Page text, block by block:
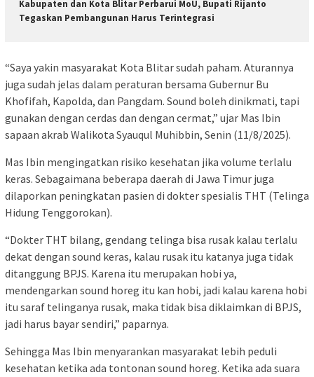
Kabupaten dan Kota Blitar Perbarui MoU, Bupati Rijanto
Tegaskan Pembangunan Harus Terintegrasi
“Saya yakin masyarakat Kota Blitar sudah paham. Aturannya
juga sudah jelas dalam peraturan bersama Gubernur Bu
Khofifah, Kapolda, dan Pangdam. Sound boleh dinikmati, tapi
gunakan dengan cerdas dan dengan cermat,” ujar Mas Ibin
sapaan akrab Walikota Syauqul Muhibbin, Senin (11/8/2025).
Mas Ibin mengingatkan risiko kesehatan jika volume terlalu
keras. Sebagaimana beberapa daerah di Jawa Timur juga
dilaporkan peningkatan pasien di dokter spesialis THT (Telinga
Hidung Tenggorokan).
“Dokter THT bilang, gendang telinga bisa rusak kalau terlalu
dekat dengan sound keras, kalau rusak itu katanya juga tidak
ditanggung BPJS. Karena itu merupakan hobi ya,
mendengarkan sound horeg itu kan hobi, jadi kalau karena hobi
itu saraf telinganya rusak, maka tidak bisa diklaimkan di BPJS,
jadi harus bayar sendiri,” paparnya.
Sehingga Mas Ibin menyarankan masyarakat lebih peduli
kesehatan ketika ada tontonan sound horeg. Ketika ada suara